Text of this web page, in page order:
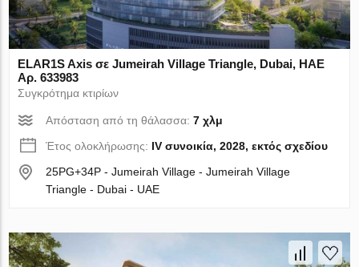
ELAR1S Axis σε Jumeirah Village Triangle, Dubai, ΗΑΕ
Αρ. 633983
Συγκρότημα κτιρίων
Απόσταση από τη θάλασσα:7 χλμ
Έτος ολοκλήρωσης: IV συνοικία, 2028, εκτός σχεδίου
25PG+34P - Jumeirah Village - Jumeirah Village
Triangle - Dubai - UAE